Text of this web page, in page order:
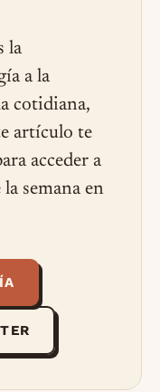
la
a la
cotidiana,
artículo te
acceder a
semana en